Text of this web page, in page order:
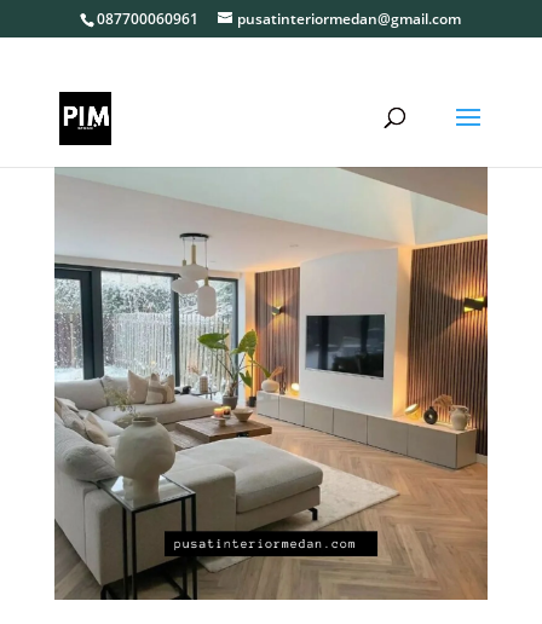
087700060961 pusatinteriormedan@gmail.com